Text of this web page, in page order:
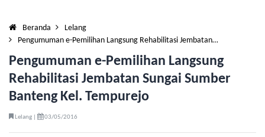
Beranda
Lelang
Pengumuman e-Pemilihan Langsung Rehabilitasi Jembatan…
Pengumuman e-Pemilihan Langsung
Rehabilitasi Jembatan Sungai Sumber
Banteng Kel. Tempurejo
Lelang | 03/05/2016